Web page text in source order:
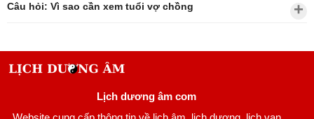
Câu hỏi: Vì sao cần xem tuổi vợ chồng
Lịch dương âm com